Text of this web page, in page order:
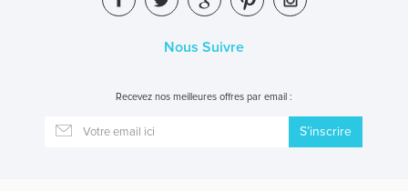
Nous Suivre
Recevez nos meilleures offres par email :
S’inscrire